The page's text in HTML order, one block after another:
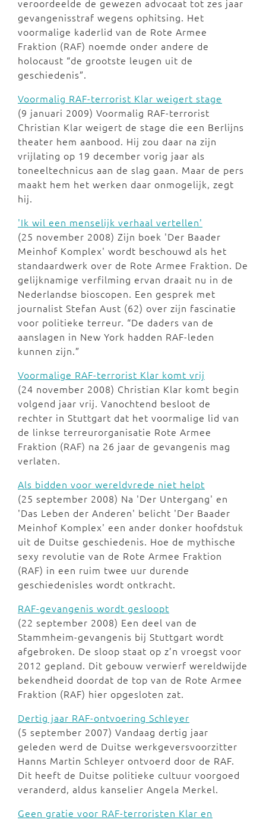
veroordeelde de gewezen advocaat tot zes jaar
gevangenisstraf wegens ophitsing. Het
voormalige kaderlid van de Rote Armee
Fraktion (RAF) noemde onder andere de
holocaust “de grootste leugen uit de
geschiedenis”.
Voormalig RAF-terrorist Klar weigert stage
(9 januari 2009) Voormalig RAF-terrorist
Christian Klar weigert de stage die een Berlijns
theater hem aanbood. Hij zou daar na zijn
vrijlating op 19 december vorig jaar als
toneeltechnicus aan de slag gaan. Maar de pers
maakt hem het werken daar onmogelijk, zegt
hij.
'Ik wil een menselijk verhaal vertellen'
(25 november 2008) Zijn boek 'Der Baader
Meinhof Komplex' wordt beschouwd als het
standaardwerk over de Rote Armee Fraktion. De
gelijknamige verfilming ervan draait nu in de
Nederlandse bioscopen. Een gesprek met
journalist Stefan Aust (62) over zijn fascinatie
voor politieke terreur. “De daders van de
aanslagen in New York hadden RAF-leden
kunnen zijn.”
Voormalige RAF-terrorist Klar komt vrij
(24 november 2008) Christian Klar komt begin
volgend jaar vrij. Vanochtend besloot de
rechter in Stuttgart dat het voormalige lid van
de linkse terreurorganisatie Rote Armee
Fraktion (RAF) na 26 jaar de gevangenis mag
verlaten.
Als bidden voor wereldvrede niet helpt
(25 september 2008) Na 'Der Untergang' en
'Das Leben der Anderen' belicht 'Der Baader
Meinhof Komplex' een ander donker hoofdstuk
uit de Duitse geschiedenis. Hoe de mythische
sexy revolutie van de Rote Armee Fraktion
(RAF) in een ruim twee uur durende
geschiedenisles wordt ontkracht.
RAF-gevangenis wordt gesloopt
(22 september 2008) Een deel van de
Stammheim-gevangenis bij Stuttgart wordt
afgebroken. De sloop staat op z’n vroegst voor
2012 gepland. Dit gebouw verwierf wereldwijde
bekendheid doordat de top van de Rote Armee
Fraktion (RAF) hier opgesloten zat.
Dertig jaar RAF-ontvoering Schleyer
(5 september 2007) Vandaag dertig jaar
geleden werd de Duitse werkgeversvoorzitter
Hanns Martin Schleyer ontvoerd door de RAF.
Dit heeft de Duitse politieke cultuur voorgoed
veranderd, aldus kanselier Angela Merkel.
Geen gratie voor RAF-terroristen Klar en